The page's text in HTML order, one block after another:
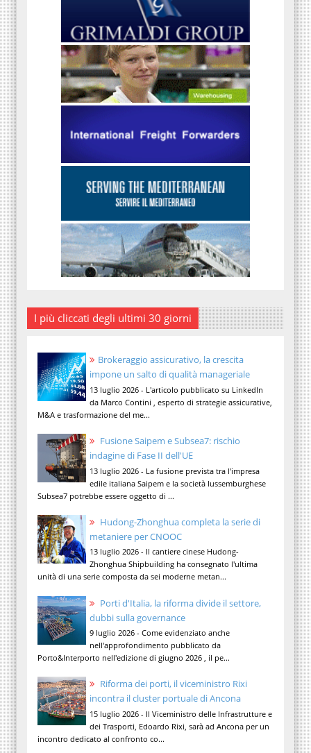
I più cliccati degli ultimi 30 giorni
Brokeraggio assicurativo, la crescita
impone un salto di qualità manageriale
13 luglio 2026 - L'articolo pubblicato su LinkedIn
da Marco Contini , esperto di strategie assicurative,
M&A e trasformazione del me...
Fusione Saipem e Subsea7: rischio
indagine di Fase II dell'UE
13 luglio 2026 - La fusione prevista tra l'impresa
edile italiana Saipem e la società lussemburghese
Subsea7 potrebbe essere oggetto di ...
Hudong-Zhonghua completa la serie di
metaniere per CNOOC
13 luglio 2026 - Il cantiere cinese Hudong-
Zhonghua Shipbuilding ha consegnato l'ultima
unità di una serie composta da sei moderne metan...
Porti d'Italia, la riforma divide il settore,
dubbi sulla governance
9 luglio 2026 - Come evidenziato anche
nell'approfondimento pubblicato da
Porto&Interporto nell'edizione di giugno 2026 , il pe...
Riforma dei porti, il viceministro Rixi
incontra il cluster portuale di Ancona
15 luglio 2026 - Il Viceministro delle Infrastrutture e
dei Trasporti, Edoardo Rixi, sarà ad Ancona per un
incontro dedicato al confronto co...